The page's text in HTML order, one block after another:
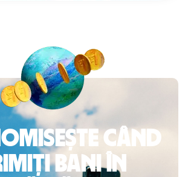
când
bani în